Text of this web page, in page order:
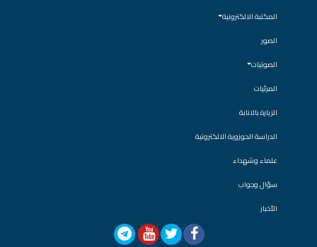
المكتبة الالكترونية
الصور
الصوتيات
المرئيات
الزيارة بالانابة
الدراسة الحوزوية الالكترونية
علماء وشهداء
سؤال وجواب
الأخبار